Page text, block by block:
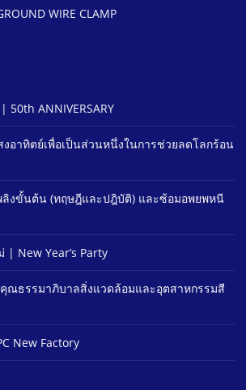
WIRE CLAMP
ANNIVERSARY
อาทิตย์เพื่อเป็นส่วนหนึ่งในการช่วยลดโลกร้อน
ลิงขั้นต้น (ทฤษฎีและปฎิบัติ) และซ้อมอพยพหนี
| New Year’s Party
ณธรรมาภิบาลสิ่งแวดล้อมและอุตสาหกรรมสี
New Factory